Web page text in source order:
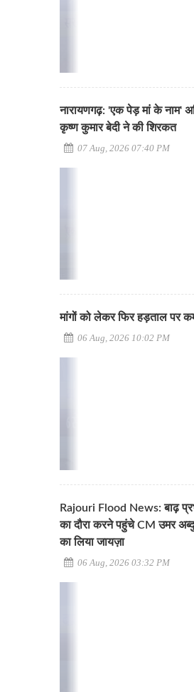
नारायणगढ़: 'एक पेड़ मां के नाम'
कृष्ण कुमार बेदी ने की शिरकत
07 Aug, 2026 07:40 PM
मांगों को लेकर फिर हड़ताल पर
06 Aug, 2026 10:02 PM
Rajouri Flood News: बाढ़
का दौरा करने पहुंचे CM उमर
का लिया जायज़ा
06 Aug, 2026 03:32 PM